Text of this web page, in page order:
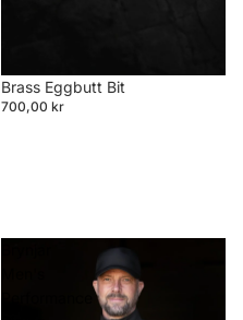
Brass Eggbutt Bit
700,00 kr